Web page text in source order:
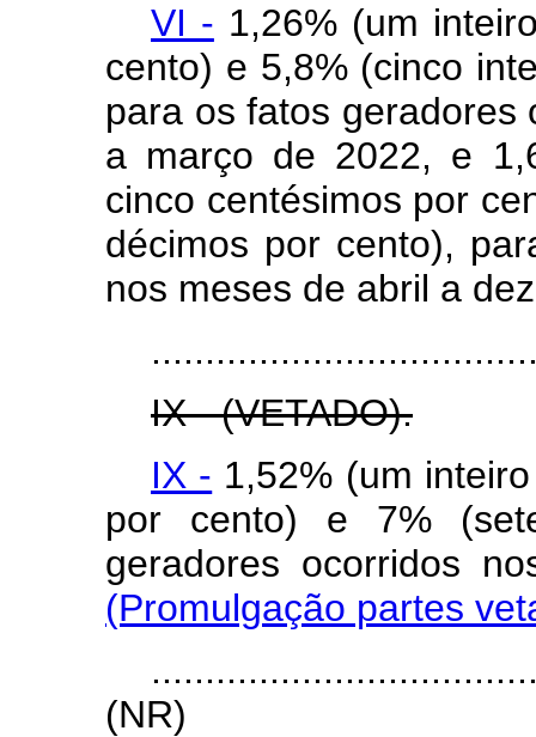
VI - 1,26% (um
cento) e 5,8% (cinco
para os fatos geradores
a março de 2022, e
cinco centésimos por
décimos por cento),
nos meses de abril a
IX - (VETADO).
IX - 1,52% (um
por cento) e 7%
geradores
(Promulgação partes
(NR)